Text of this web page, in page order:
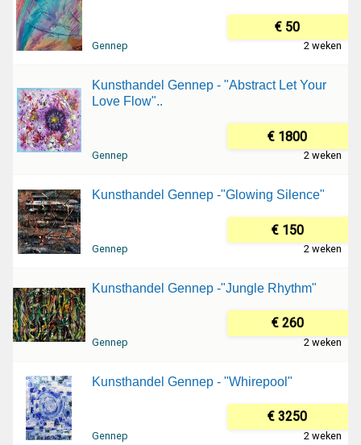
€ 50
Gennep 2 weken
Kunsthandel Gennep - "Abstract Let Your
Love Flow"..
€ 1800
Gennep 2 weken
Kunsthandel Gennep -"Glowing Silence"
€ 150
Gennep 2 weken
Kunsthandel Gennep -"Jungle Rhythm"
€ 260
Gennep 2 weken
Kunsthandel Gennep - "Whirepool"
€ 3250
Gennep 2 weken